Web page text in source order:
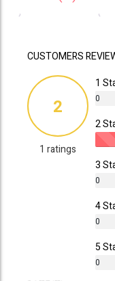
CUSTOMERS
2
1 ratings
1
0
2
3
0
4
0
5
0